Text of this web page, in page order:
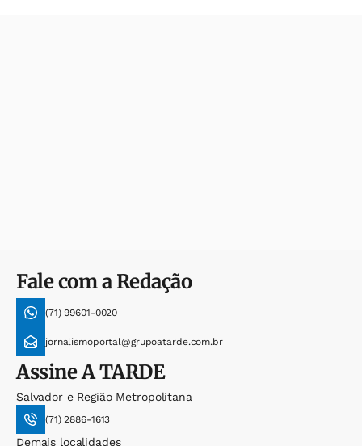
Fale com a Redação
(71) 99601-0020
jornalismoportal@grupoatarde.com.br
AssineA TARDE
Salvador e Região Metropolitana
(71) 2886-1613
Demais localidades